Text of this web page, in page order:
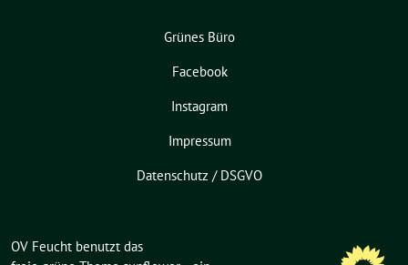
Grünes Büro
Facebook
Instagram
Impressum
Datenschutz / DSGVO
OV Feucht benutzt das